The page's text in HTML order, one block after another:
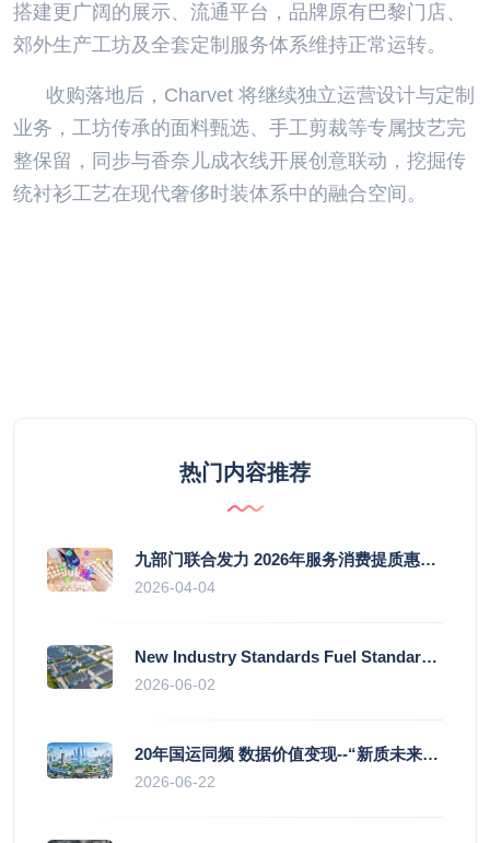
搭建更广阔的展示、流通平台，品牌原有巴黎门店、
郊外生产工坊及全套定制服务体系维持正常运转。
收购落地后，Charvet 将继续独立运营设计与定制
业务，工坊传承的面料甄选、手工剪裁等专属技艺完
整保留，同步与香奈儿成衣线开展创意联动，挖掘传
统衬衫工艺在现代奢侈时装体系中的融合空间。
热门内容推荐
九部门联合发力 2026年服务消费提质惠民行动启幕
2026-04-04
New Industry Standards Fuel Standardised and Scaled Growth of China’s Embodied Intelligence Sector
2026-06-02
20年国运同频 数据价值变现--“新质未来”平台开启产业通证新时代
2026-06-22